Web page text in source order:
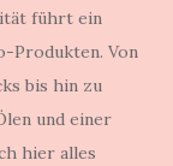
führt ein
Produkten. Von
bis hin zu
und einer
hier alles